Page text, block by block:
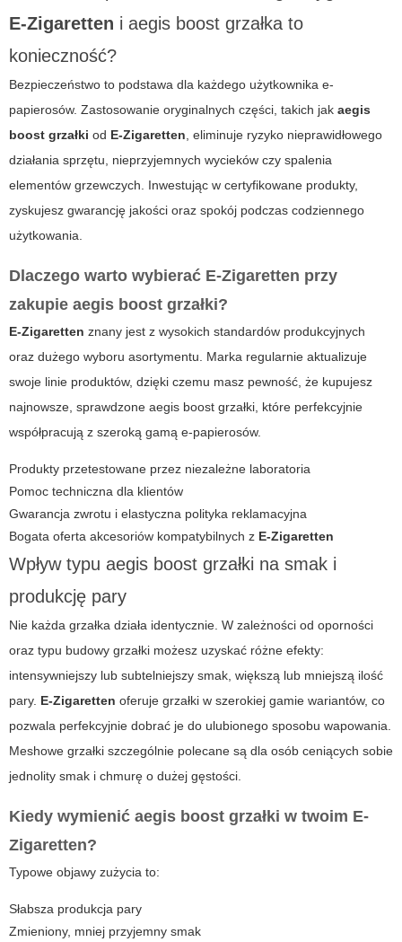
E-Zigaretten i aegis boost grzałka to
konieczność?
Bezpieczeństwo to podstawa dla każdego użytkownika e-
papierosów. Zastosowanie oryginalnych części, takich jak aegis
boost grzałki od E-Zigaretten , eliminuje ryzyko nieprawidłowego
działania sprzętu, nieprzyjemnych wycieków czy spalenia
elementów grzewczych. Inwestując w certyfikowane produkty,
zyskujesz gwarancję jakości oraz spokój podczas codziennego
użytkowania.
Dlaczego warto wybierać E-Zigaretten przy
zakupie aegis boost grzałki?
E-Zigaretten znany jest z wysokich standardów produkcyjnych
oraz dużego wyboru asortymentu. Marka regularnie aktualizuje
swoje linie produktów, dzięki czemu masz pewność, że kupujesz
najnowsze, sprawdzone aegis boost grzałki , które perfekcyjnie
współpracują z szeroką gamą e-papierosów.
Produkty przetestowane przez niezależne laboratoria
Pomoc techniczna dla klientów
Gwarancja zwrotu i elastyczna polityka reklamacyjna
Bogata oferta akcesoriów kompatybilnych z E-Zigaretten
Wpływ typu aegis boost grzałki na smak i
produkcję pary
Nie każda grzałka działa identycznie. W zależności od oporności
oraz typu budowy grzałki możesz uzyskać różne efekty:
intensywniejszy lub subtelniejszy smak, większą lub mniejszą ilość
pary. E-Zigaretten oferuje grzałki w szerokiej gamie wariantów, co
pozwala perfekcyjnie dobrać je do ulubionego sposobu wapowania.
Meshowe grzałki szczególnie polecane są dla osób ceniących sobie
jednolity smak i chmurę o dużej gęstości.
Kiedy wymienić aegis boost grzałki w twoim E-
Zigaretten?
Typowe objawy zużycia to:
Słabsza produkcja pary
Zmieniony, mniej przyjemny smak